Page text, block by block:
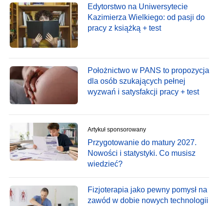
Edytorstwo na Uniwersytecie
Kazimierza Wielkiego: od pasji do
pracy z książką + test
Położnictwo w PANS to propozycja
dla osób szukających pełnej
wyzwań i satysfakcji pracy + test
Artykuł sponsorowany
Przygotowanie do matury 2027.
Nowości i statystyki. Co musisz
wiedzieć?
Fizjoterapia jako pewny pomysł na
zawód w dobie nowych technologii